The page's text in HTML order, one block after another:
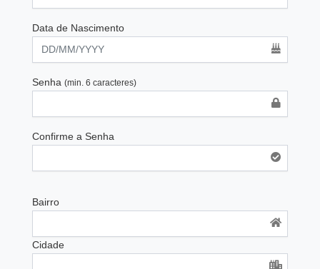
Data de Nascimento
Senha (min. 6 caracteres)
Confirme a Senha
Bairro
Cidade